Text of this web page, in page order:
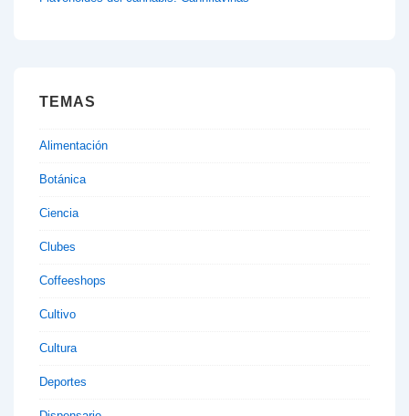
TEMAS
Alimentación
Botánica
Ciencia
Clubes
Coffeeshops
Cultivo
Cultura
Deportes